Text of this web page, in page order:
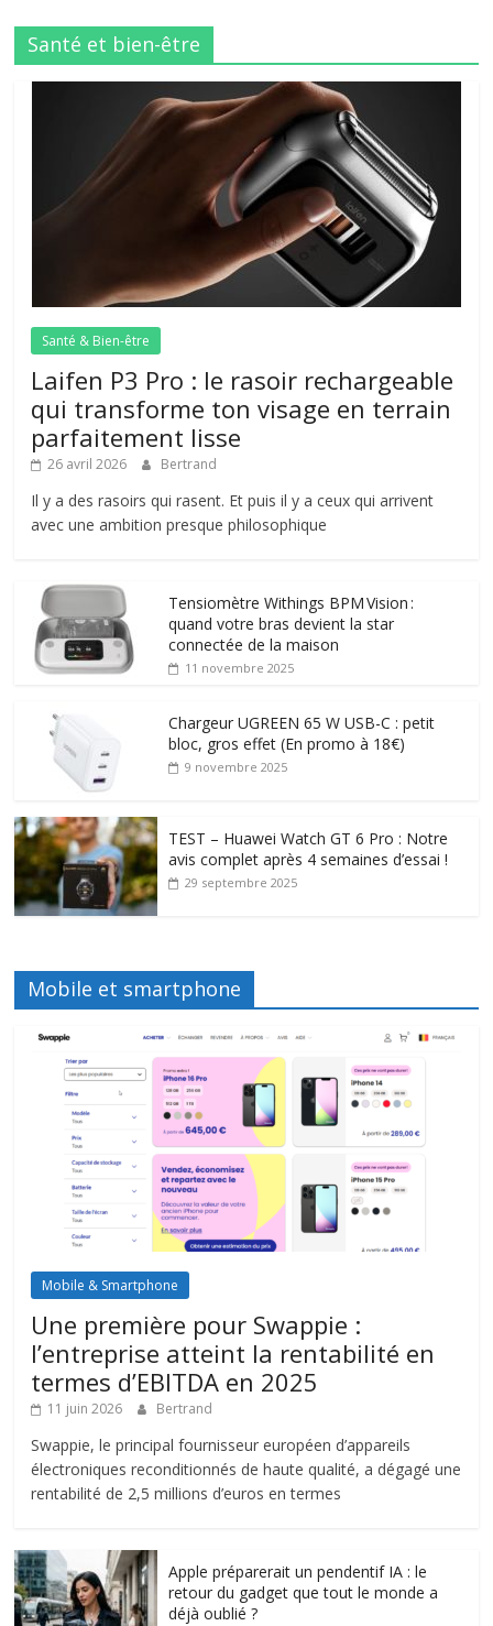
Santé et bien-être
Santé & Bien-être
Laifen P3 Pro : le rasoir rechargeable
qui transforme ton visage en terrain
parfaitement lisse
26 avril 2026 Bertrand
Il y a des rasoirs qui rasent. Et puis il y a ceux qui arrivent
avec une ambition presque philosophique
Tensiomètre Withings BPM Vision :
quand votre bras devient la star
connectée de la maison
11 novembre 2025
Chargeur UGREEN 65 W USB-C : petit
bloc, gros effet (En promo à 18€)
9 novembre 2025
TEST – Huawei Watch GT 6 Pro : Notre
avis complet après 4 semaines d’essai !
29 septembre 2025
Mobile et smartphone
Mobile & Smartphone
Une première pour Swappie :
l’entreprise atteint la rentabilité en
termes d’EBITDA en 2025
11 juin 2026 Bertrand
Swappie, le principal fournisseur européen d’appareils
électroniques reconditionnés de haute qualité, a dégagé une
rentabilité de 2,5 millions d’euros en termes
Apple préparerait un pendentif IA : le
retour du gadget que tout le monde a
déjà oublié ?